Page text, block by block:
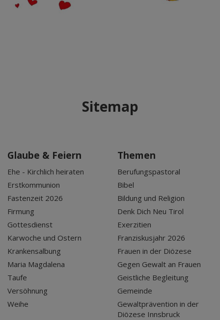
Sitemap
Glaube & Feiern
Ehe - Kirchlich heiraten
Erstkommunion
Fastenzeit 2026
Firmung
Gottesdienst
Karwoche und Ostern
Krankensalbung
Maria Magdalena
Taufe
Versöhnung
Weihe
Themen
Berufungspastoral
Bibel
Bildung und Religion
Denk Dich Neu Tirol
Exerzitien
Franziskusjahr 2026
Frauen in der Diözese
Gegen Gewalt an Frauen
Geistliche Begleitung
Gemeinde
Gewaltprävention in der
Diözese Innsbruck